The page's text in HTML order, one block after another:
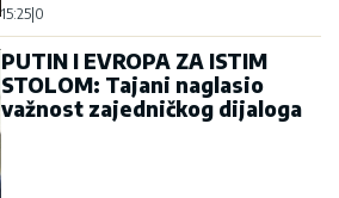
15:25 0
PUTIN I EVROPA ZA ISTIM
STOLOM: Tajani naglasio
važnost zajedničkog dijaloga